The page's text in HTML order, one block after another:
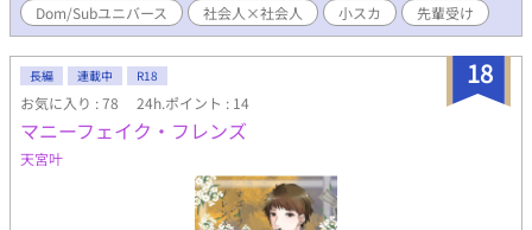
Dom/Subユニバース 社会人×社会人 小スカ 先輩受け
18
長編 連載中 R18
お気に入り : 78 24h.ポイント : 14
マニーフェイク・フレンズ
天宮叶